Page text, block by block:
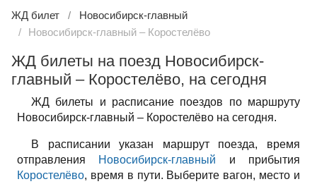
ЖД билет
Новосибирск-главный
Новосибирск-главный – Коростелёво
ЖД билеты на поезд Новосибирск-
главный – Коростелёво, на сегодня
ЖД билеты и расписание поездов по маршруту
Новосибирск-главный – Коростелёво на сегодня.
В расписании указан маршрут поезда, время
отправления Новосибирск-главный и прибытия
Коростелёво, время в пути. Выберите вагон, место и